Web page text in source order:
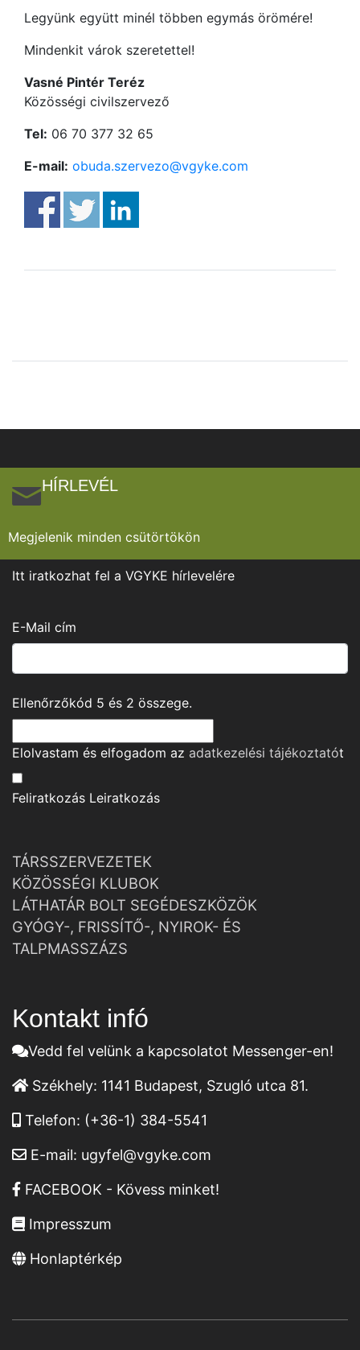
Legyünk együtt minél többen egymás örömére!
Mindenkit várok szeretettel!
Vasné Pintér Teréz
Közösségi civilszervező
Tel: 06 70 377 32 65
E-mail: obuda.szervezo@vgyke.com
HÍRLEVÉL
Megjelenik minden csütörtökön
Itt iratkozhat fel a VGYKE hírlevelére
E-Mail cím
Ellenőrzőkód 5 és 2 összege.
Elolvastam és elfogadom az adatkezelési tájékoztatót
Feliratkozás Leiratkozás
TÁRSSZERVEZETEK
KÖZÖSSÉGI KLUBOK
LÁTHATÁR BOLT SEGÉDESZKÖZÖK
GYÓGY-, FRISSÍTŐ-, NYIROK- ÉS
TALPMASSZÁZS
Kontakt infó
Vedd fel velünk a kapcsolatot Messenger-en!
Székhely: 1141 Budapest, Szugló utca 81.
Telefon: (+36-1) 384-5541
E-mail: ugyfel@vgyke.com
FACEBOOK - Kövess minket!
Impresszum
Honlaptérkép